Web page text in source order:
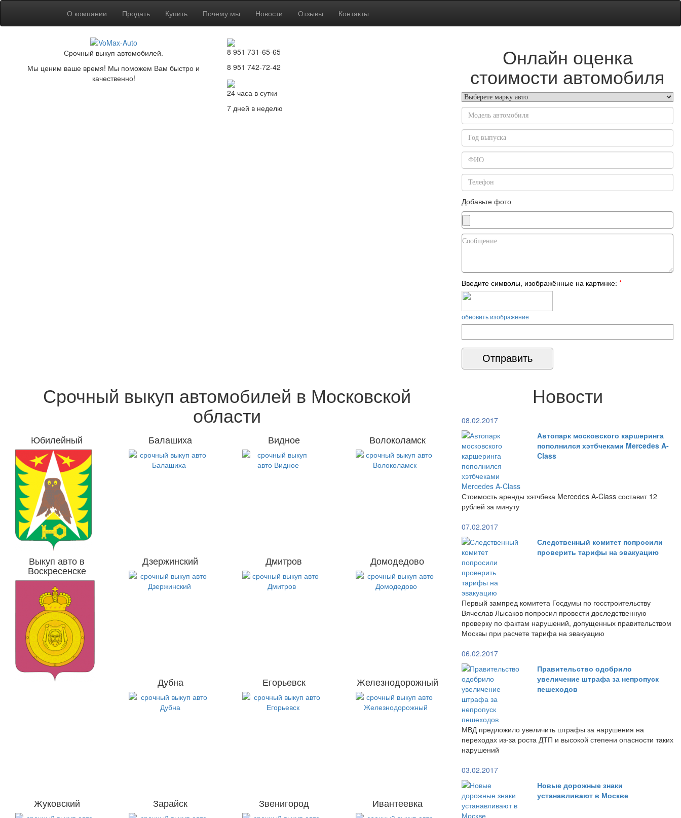
О компании Продать Купить Почему мы Новости Отзывы Контакты
Срочный выкуп автомобилей.
Мы ценим ваше время! Мы поможем Вам быстро и
качественно!
8 951 731-65-65
8 951 742-72-42
24 часа в сутки
7 дней в неделю
Онлайн оценка
стоимости автомобиля
Добавьте фото
Введите символы, изображённые на картинке: *
обновить изображение
Срочный выкуп автомобилей в Московской
области
Юбилейный Балашиха Видное Волоколамск
Выкуп авто в
Воскресенске
Дзержинский Дмитров Домодедово
Дубна Егорьевск Железнодорожный
Жуковский Зарайск Звенигород Ивантеевка
Новости
08.02.2017
Автопарк московского каршеринга
пополнился хэтбчеками Mercedes A-
Class
Стоимость аренды хэтчбека Mercedes A-Class составит 12
рублей за минуту
07.02.2017
Следственный комитет попросили
проверить тарифы на эвакуацию
Первый зампред комитета Госдумы по госстроительству
Вячеслав Лысаков попросил провести доследственную
проверку по фактам нарушений, допущенных правительством
Москвы при расчете тарифа на эвакуацию
06.02.2017
Правительство одобрило
увеличение штрафа за непропуск
пешеходов
МВД предложило увеличить штрафы за нарушения на
переходах из-за роста ДТП и высокой степени опасности таких
нарушений
03.02.2017
Новые дорожные знаки
устанавливают в Москве